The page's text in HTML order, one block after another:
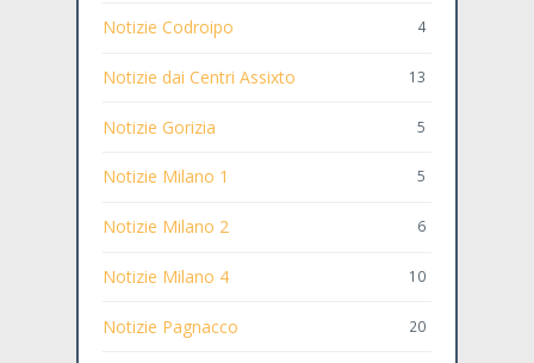
Notizie Codroipo 4
Notizie dai Centri Assixto 13
Notizie Gorizia 5
Notizie Milano 1 5
Notizie Milano 2 6
Notizie Milano 4 10
Notizie Pagnacco 20